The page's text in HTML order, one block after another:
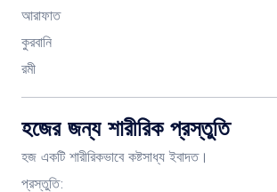
আরাফাত
কুরবানি
রমী
হজের জন্য শারীরিক প্রস্তুতি
হজ একটি শারীরিকভাবে কষ্টসাধ্য ইবাদত।
প্রস্তুতি: